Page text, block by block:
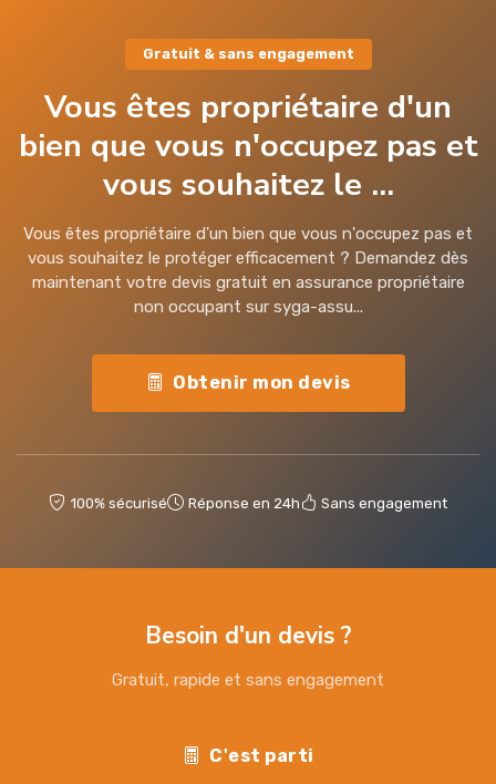
Gratuit & sans engagement
Vous êtes propriétaire d'un
bien que vous n'occupez pas et
vous souhaitez le ...
Vous êtes propriétaire d'un bien que vous n'occupez pas et
vous souhaitez le protéger efficacement ? Demandez dès
maintenant votre devis gratuit en assurance propriétaire
non occupant sur syga-assu...
Obtenir mon devis
100% sécurisé Réponse en 24h Sans engagement
Besoin d'un devis ?
Gratuit, rapide et sans engagement
C'est parti